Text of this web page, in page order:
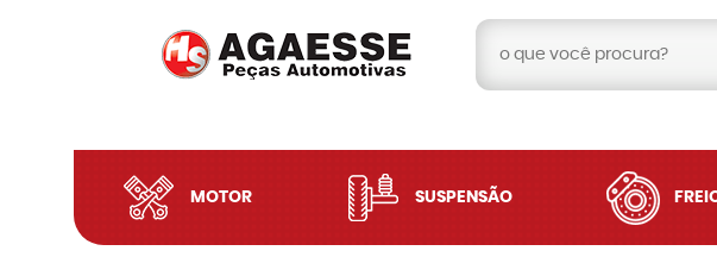
MOTOR SUSPENSÃO